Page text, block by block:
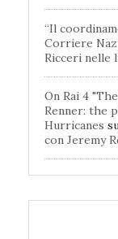
“Il
Corriere
Ricceri nelle
On Rai 4
Renner: the
Hurricanes
con Jeremy